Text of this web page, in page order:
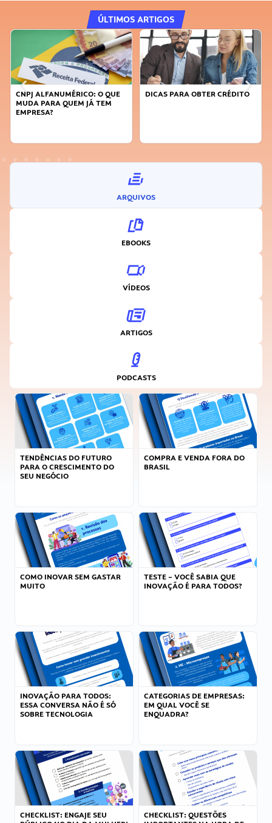
ÚLTIMOS ARTIGOS
DICAS PARA OBTER CRÉDITO
FAÇA A DIFERENÇA: SEJA
ARQUIVOS
EBOOKS
VÍDEOS
ARTIGOS
PODCASTS
TENDÊNCIAS DO FUTURO
PARA O CRESCIMENTO DO
SEU NEGÓCIO
COMPRA E VENDA FORA DO
BRASIL
COMO INOVAR SEM GASTAR
MUITO
TESTE – VOCÊ SABIA QUE
INOVAÇÃO É PARA TODOS?
INOVAÇÃO PARA TODOS:
ESSA CONVERSA NÃO É SÓ
SOBRE TECNOLOGIA
CATEGORIAS DE EMPRESAS:
EM QUAL VOCÊ SE
ENQUADRA?
CHECKLIST: ENGAJE SEU
CHECKLIST: QUESTÕES